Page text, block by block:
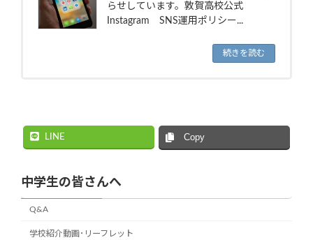
らせしています。敦賀高校公式
Instagram SNS運用ポリシー...
続きを読む
LINE Copy
中学生の皆さんへ
Q&A
学校紹介動画･リーフレット